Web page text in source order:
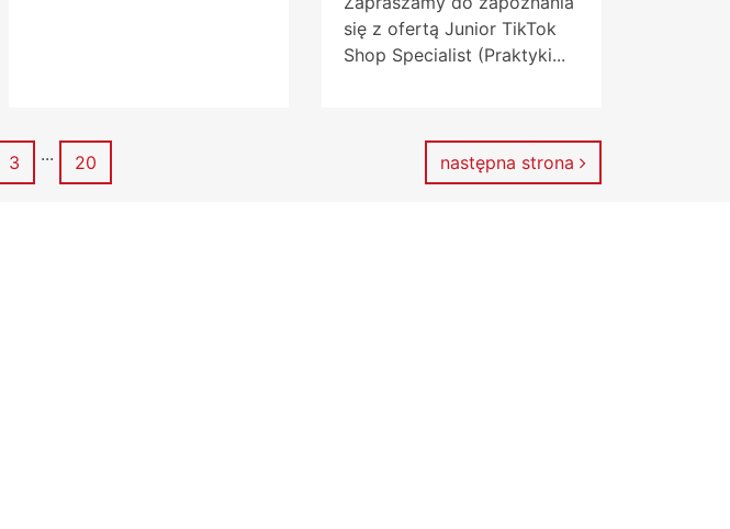
się z ofertą Junior TikTok
Shop Specialist (Praktyki...
Strona
3 ... Strona
20 następna strona